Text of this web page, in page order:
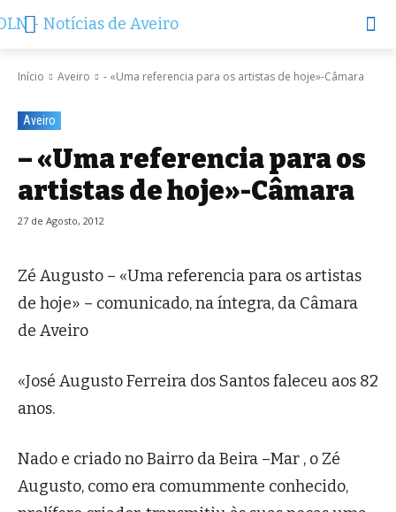
Início Aveiro - «Uma referencia para os artistas de hoje»-Câmara
Aveiro
– «Uma referencia para os
artistas de hoje»-Câmara
27 de Agosto, 2012
Zé Augusto – «Uma referencia para os artistas
de hoje» – comunicado, na íntegra, da Câmara
de Aveiro
«José Augusto Ferreira dos Santos faleceu aos 82
anos.
Nado e criado no Bairro da Beira –Mar , o Zé
Augusto, como era comummente conhecido,